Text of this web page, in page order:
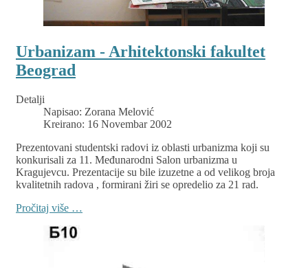
Urbanizam - Arhitektonski fakultet
Beograd
Detalji
Napisao: Zorana Melović
Kreirano: 16 Novembar 2002
Prezentovani studentski radovi iz oblasti urbanizma koji su
konkurisali za 11. Međunarodni Salon urbanizma u
Kragujevcu. Prezentacije su bile izuzetne a od velikog broja
kvalitetnih radova , formirani žiri se opredelio za 21 rad.
Pročitaj više …